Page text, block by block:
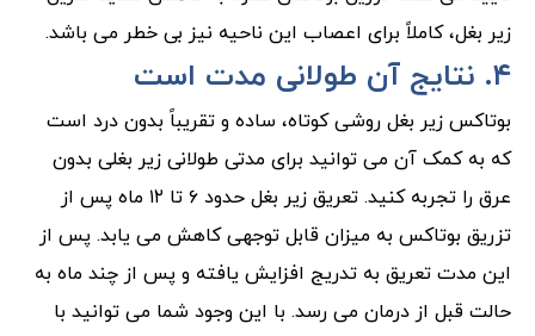
زیر بغل، کاملاً برای اعصاب این ناحیه نیز بی خطر می باشد.
۴. نتایج آن طولانی مدت است
بوتاکس زیر بغل روشی کوتاه، ساده و تقریباً بدون درد است
که به کمک آن می توانید برای مدتی طولانی زیر بغلی بدون
عرق را تجربه کنید. تعریق زیر بغل حدود ۶ تا ۱۲ ماه پس از
تزریق بوتاکس به میزان قابل توجهی کاهش می یابد. پس از
این مدت تعریق به تدریج افزایش یافته و پس از چند ماه به
حالت قبل از درمان می رسد. با این وجود شما می توانید با